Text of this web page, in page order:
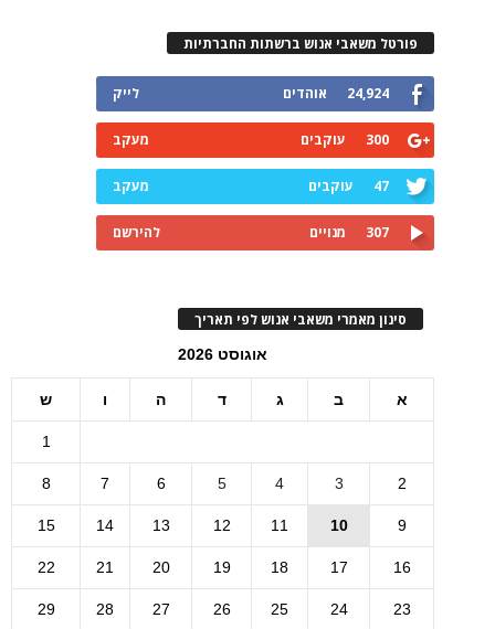
פורטל משאבי אנוש ברשתות החברתיות
24,924 אוהדים לייק
300 עוקבים מעקב
47 עוקבים מעקב
307 מנויים להירשם
סינון מאמרי משאבי אנוש לפי תאריך
אוגוסט 2026
א ב ג ד ה ו ש
1
2
3
4
5
6
7
8
9
10
11
12
13
14
15
16
17
18
19
20
21
22
23
24
25
26
27
28
29